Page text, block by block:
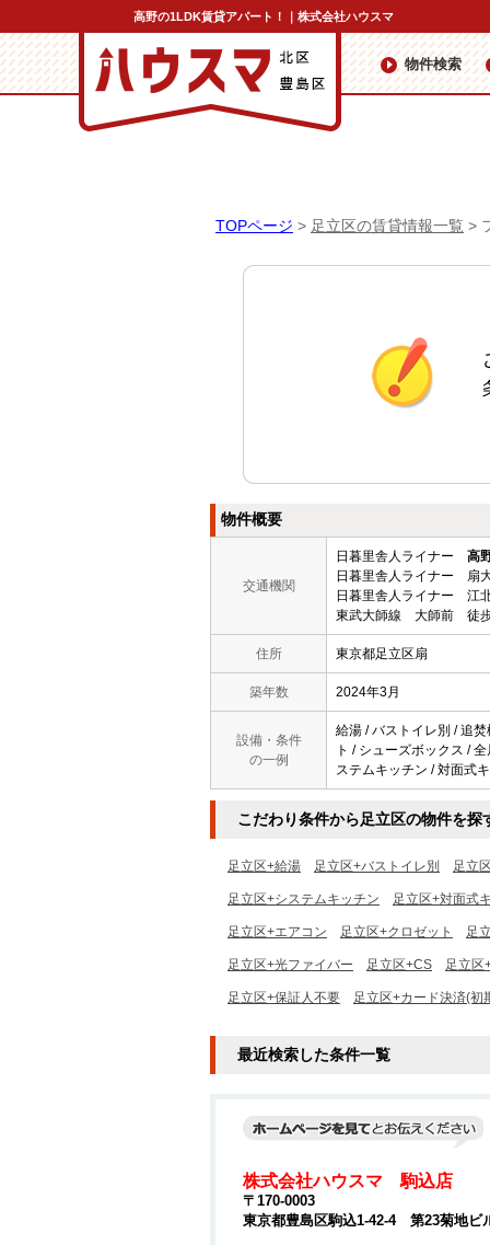
高野の1LDK賃貸アパート！｜株式会社ハウスマ
物件検索
TOPページ > 足立区の賃貸情報一覧 >
物件概要
交通機関
日暮里舎人ライナー 高
日暮里舎人ライナー 扇
日暮里舎人ライナー 江
東武大師線 大師前 徒
住所 東京都足立区扇
築年数 2024年3月
設備・条件
の一例
給湯 / バストイレ別 / 追
ト / シューズボックス /
ステムキッチン / 対面式
こだわり条件から足立区の物件を探
足立区+給湯 足立区+バストイレ別 足立
足立区+システムキッチン 足立区+対面式
足立区+エアコン 足立区+クロゼット 足
足立区+光ファイバー 足立区+CS 足立区
足立区+保証人不要 足立区+カード決済(初
最近検索した条件一覧
株式会社ハウスマ 駒込店
〒170-0003
東京都豊島区駒込1-42-4 第23菊地ビ